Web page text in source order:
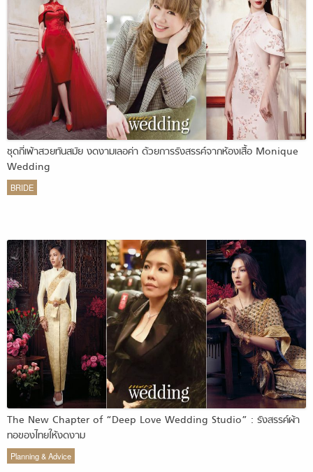
ชุดกี่เพ้าสวยทันสมัย งดงามเลอค่า ด้วยการรังสรรค์จากห้องเสื้อ Monique
Wedding
BRIDE
The New Chapter of “Deep Love Wedding Studio” : รังสรรค์ผ้า
ทอของไทยให้งดงาม
Planning & Advice